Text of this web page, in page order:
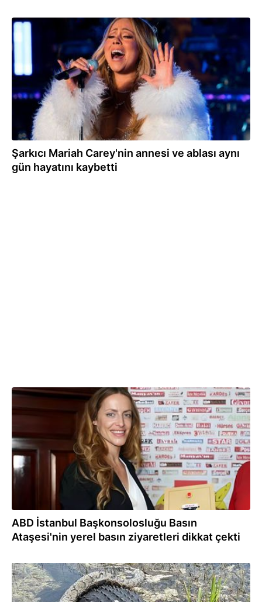
27.08.2024
Şarkıcı Mariah Carey'nin annesi ve ablası aynı
gün hayatını kaybetti
12.08.2024
ABD İstanbul Başkonsolosluğu Basın
Ataşesi'nin yerel basın ziyaretleri dikkat çekti
25.12.2023